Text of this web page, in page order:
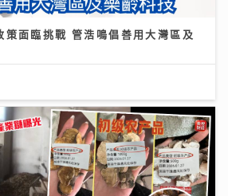
策面臨挑戰 管浩鳴倡善用大灣區及
亞洲電影節 袁澧林奪「亞洲新星
「份量十足」：要操Gym迎接更多